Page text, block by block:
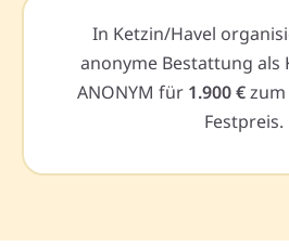
In Ketzin/Havel
anonyme Bestattung als
ANONYM für 1.900 €
Festpreis.